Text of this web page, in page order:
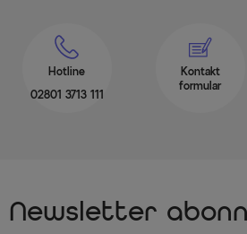
Hotline
02801 3713 111
Kontakt
formular
Newsletter